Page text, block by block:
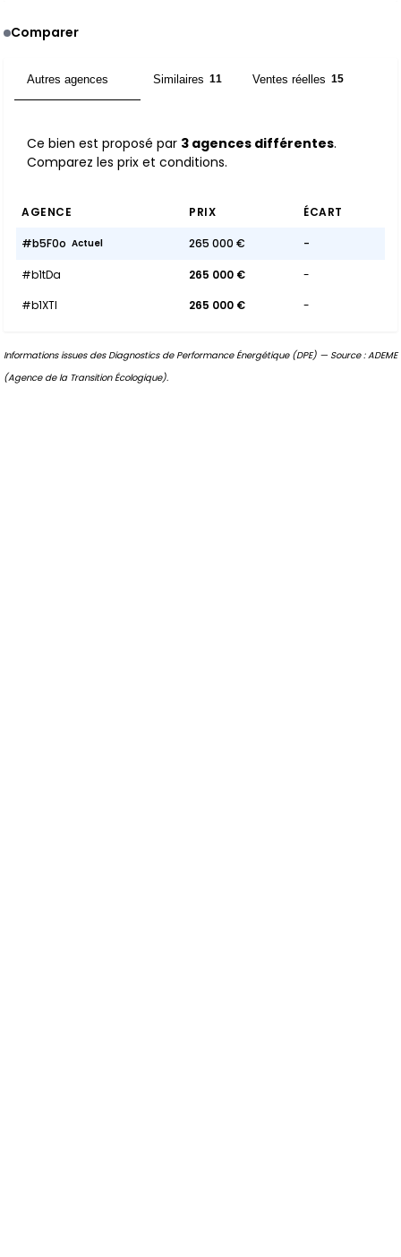
Comparer
Autres agences Similaires 11 Ventes réelles 15
Ce bien est proposé par 3 agences différentes.
Comparez les prix et conditions.
AGENCE PRIX ÉCART
#b5F0o Actuel 265 000 € -
#b1tDa 265 000 €
-
#b1XTI
265 000 € -
Informations issues des Diagnostics de Performance Énergétique (DPE) — Source : ADEME
(Agence de la Transition Écologique).